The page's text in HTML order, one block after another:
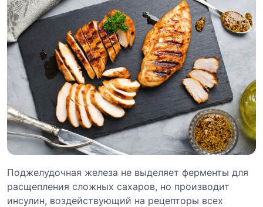
Поджелудочная железа не выделяет ферменты для
расщепления сложных сахаров, но производит
инсулин, воздействующий на рецепторы всех